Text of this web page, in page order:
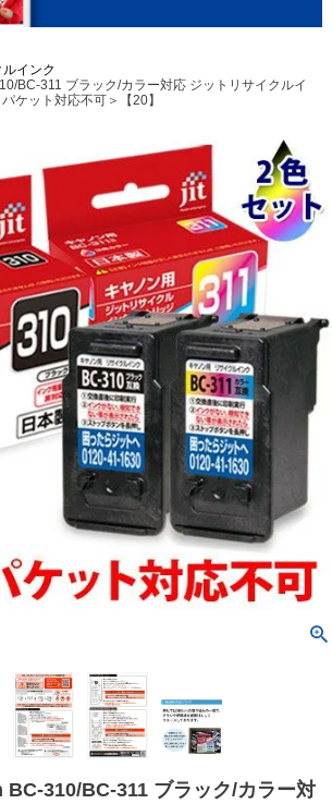
インク
BC-311 ブラック/カラー対応 ジットリサイクルイ
ケット対応不可＞【20】
BC-310/BC-311 ブラック/カラー対